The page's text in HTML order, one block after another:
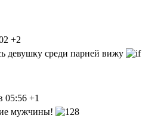
+2
девушку среди парней вижу
05:56 +1
мужчины!